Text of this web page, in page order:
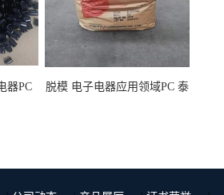
器PC
脱模 电子电器应用领域PC 泰